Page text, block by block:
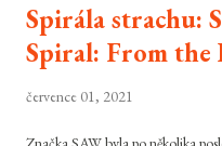
Spirála strachu:
Spiral: From the
července 01, 2021